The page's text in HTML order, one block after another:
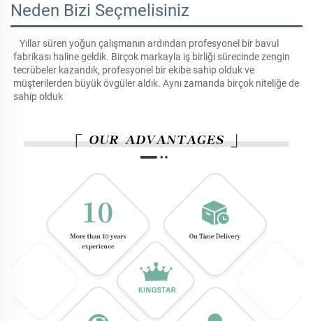
Neden Bizi Seçmelisiniz
Yıllar süren yoğun çalışmanın ardından profesyonel bir bavul
fabrikası haline geldik. Birçok markayla iş birliği sürecinde zengin
tecrübeler kazandık, profesyonel bir ekibe sahip olduk ve
müşterilerden büyük övgüler aldık. Aynı zamanda birçok niteliğe de
sahip olduk